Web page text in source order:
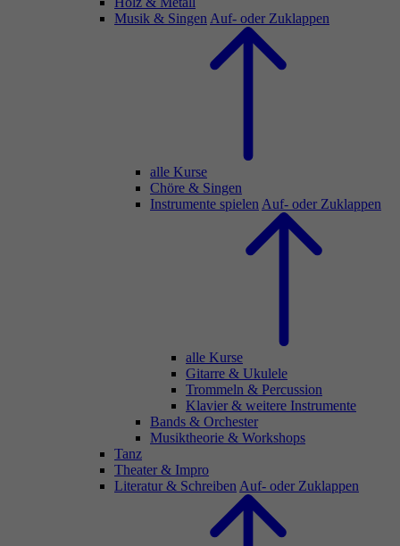
Musik & Singen Auf- oder Zuklappen
alle Kurse
Chöre & Singen
Instrumente spielen Auf- oder Zuklappen
alle Kurse
Gitarre & Ukulele
Trommeln & Percussion
Klavier & weitere Instrumente
Bands & Orchester
Musiktheorie & Workshops
Tanz
Theater & Impro
Literatur & Schreiben Auf- oder Zuklappen